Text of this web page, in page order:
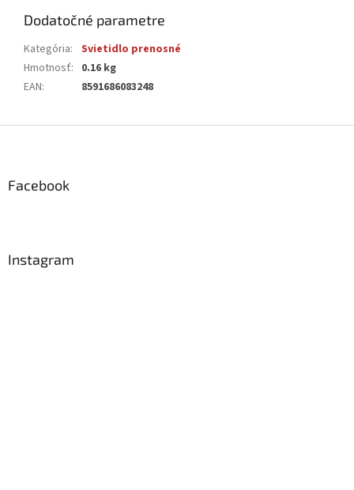
Dodatočné parametre
Kategória: Svietidlo prenosné
Hmotnosť: 0.16 kg
EAN: 8591686083248
Facebook
Instagram